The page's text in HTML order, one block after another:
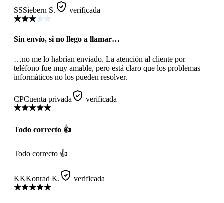
SSSiebern S. verificada
Sin envío, si no llego a llamar…
…no me lo habrían enviado. La atención al cliente por
teléfono fue muy amable, pero está claro que los problemas
informáticos no los pueden resolver.
CPCuenta privada verificada
Todo correcto 👍
Todo correcto 👍
KKKonrad K. verificada